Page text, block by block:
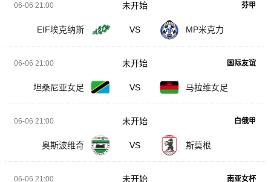
06-06 21:00 芬甲
EIF埃克纳斯 VS MP米克力
未开始
06-06 21:00 国际友谊
坦桑尼亚女足 VS 马拉维女足
未开始
06-06 21:00 白俄甲
奥斯波维奇 VS 斯莫根
未开始
06-06 21:00 南亚女杯
未开始